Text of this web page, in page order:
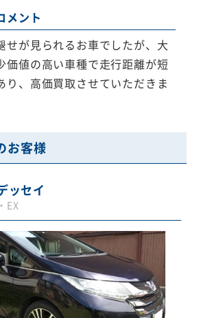
メント
せが見られるお車でしたが、大
価値の高い車種で走行距離が短
り、高価買取させていただきま
お客様
ッセイ
EX